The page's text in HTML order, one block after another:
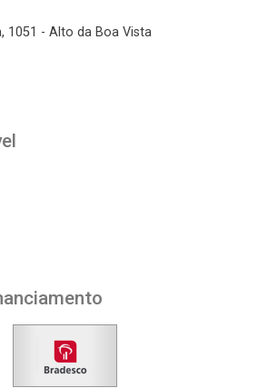
1051 - Alto da Boa Vista